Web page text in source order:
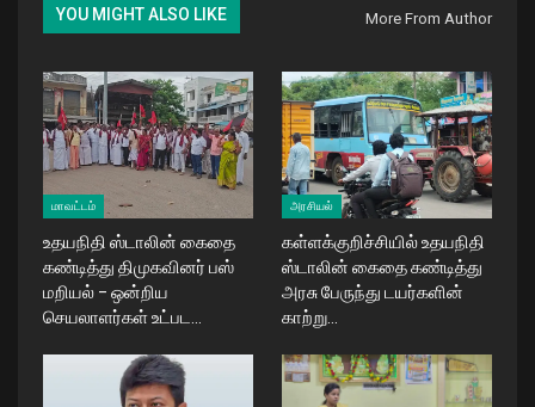
YOU MIGHT ALSO LIKE More From Author
மாவட்டம்
உதயநிதி ஸ்டாலின் கைதை
கண்டித்து திமுகவினர் பஸ்
மறியல் – ஒன்றிய
செயலாளர்கள் உட்பட…
அரசியல்
கள்ளக்குறிச்சியில் உதயநிதி
ஸ்டாலின் கைதை கண்டித்து
அரசு பேருந்து டயர்களின்
காற்று…